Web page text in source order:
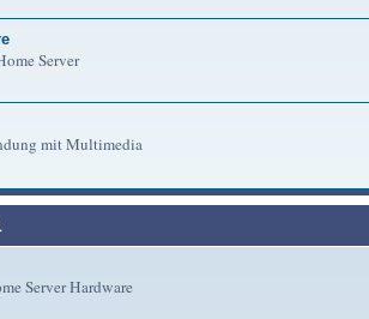
Server
mit Multimedia
Server Hardware